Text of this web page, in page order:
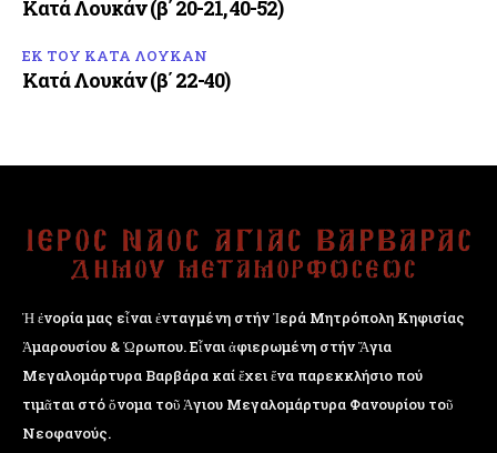
Κατά Λουκάν (β΄ 20-21, 40-52)
ΕΚ ΤΟΥ ΚΑΤΑ ΛΟΥΚΑΝ
Κατά Λουκάν (β΄ 22-40)
Ἡ ἐνορία μας εἶναι ἐνταγμένη στήν Ἱερά Μητρόπολη Κηφισίας
Ἁμαρουσίου & Ὠρωπου. Εἶναι ἀφιερωμένη στήν Ἅγια
Μεγαλομάρτυρα Βαρβάρα καί ἔχει ἕνα παρεκκλήσιο πού
τιμᾶται στό ὄνομα τοῦ Ἁγιου Μεγαλομάρτυρα Φανουρίου τοῦ
Νεοφανούς.